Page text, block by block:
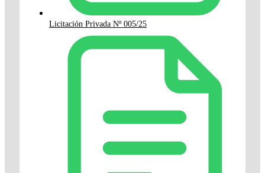
Licitación Privada Nº 005/25